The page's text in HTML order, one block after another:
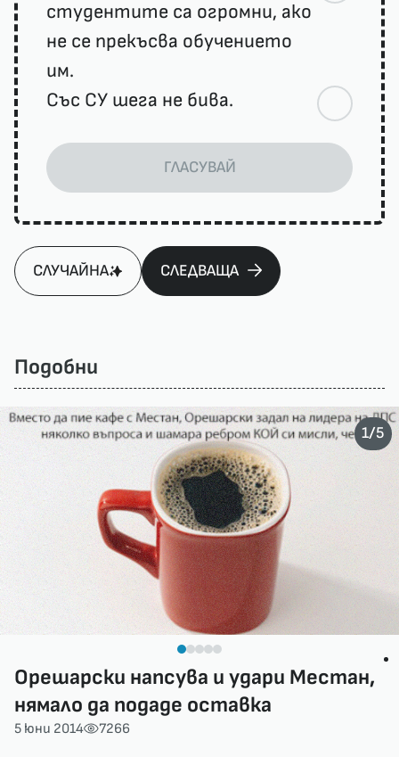
студентите са огромни, ако
не се прекъсва обучението
им.
Със СУ шега не бива.
ГЛАСУВАЙ
СЛУЧАЙНА СЛЕДВАЩА
Подобни
Орешарски напсува и удари Местан,
нямало да подаде оставка
5 юни 2014 7266
1/5